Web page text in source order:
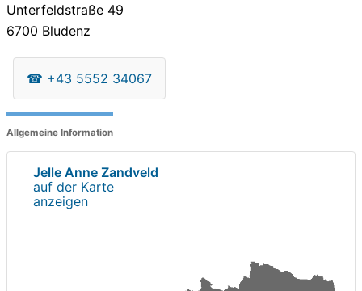
Unterfeldstraße 49
6700 Bludenz
☎ +43 5552 34067
Allgemeine Information
Jelle Anne Zandveld
auf der Karte
anzeigen